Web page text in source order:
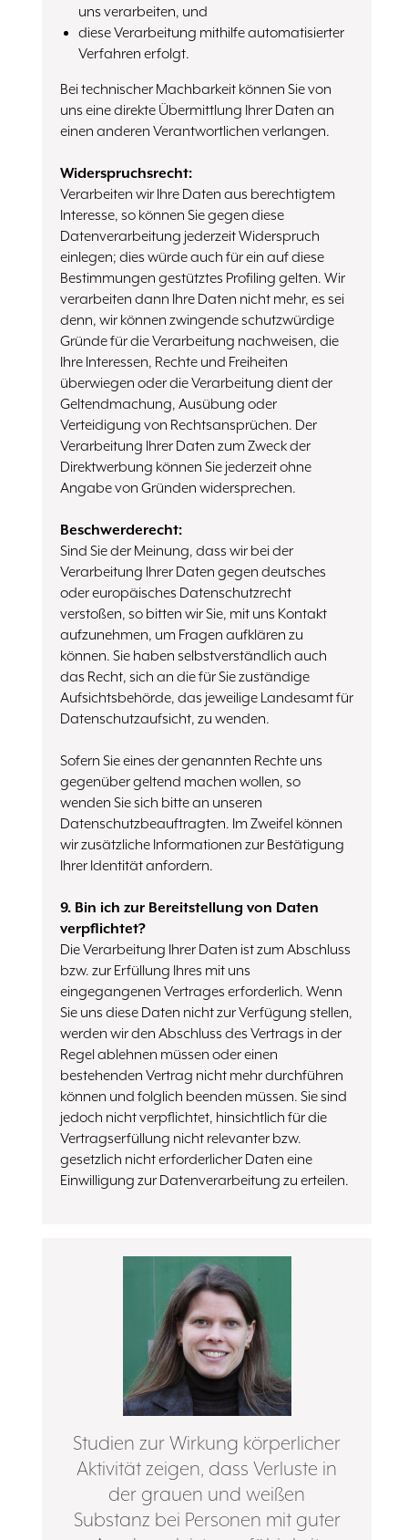
uns verarbeiten, und
diese Verarbeitung mithilfe automatisierter
Verfahren erfolgt.
Bei technischer Machbarkeit können Sie von
uns eine direkte Übermittlung Ihrer Daten an
einen anderen Verantwortlichen verlangen.
Widerspruchsrecht:
Verarbeiten wir Ihre Daten aus berechtigtem
Interesse, so können Sie gegen diese
Datenverarbeitung jederzeit Widerspruch
einlegen; dies würde auch für ein auf diese
Bestimmungen gestütztes Profiling gelten. Wir
verarbeiten dann Ihre Daten nicht mehr, es sei
denn, wir können zwingende schutzwürdige
Gründe für die Verarbeitung nachweisen, die
Ihre Interessen, Rechte und Freiheiten
überwiegen oder die Verarbeitung dient der
Geltendmachung, Ausübung oder
Verteidigung von Rechtsansprüchen. Der
Verarbeitung Ihrer Daten zum Zweck der
Direktwerbung können Sie jederzeit ohne
Angabe von Gründen widersprechen.
Beschwerderecht:
Sind Sie der Meinung, dass wir bei der
Verarbeitung Ihrer Daten gegen deutsches
oder europäisches Datenschutzrecht
verstoßen, so bitten wir Sie, mit uns Kontakt
aufzunehmen, um Fragen aufklären zu
können. Sie haben selbstverständlich auch
das Recht, sich an die für Sie zuständige
Aufsichtsbehörde, das jeweilige Landesamt für
Datenschutzaufsicht, zu wenden.
Sofern Sie eines der genannten Rechte uns
gegenüber geltend machen wollen, so
wenden Sie sich bitte an unseren
Datenschutzbeauftragten. Im Zweifel können
wir zusätzliche Informationen zur Bestätigung
Ihrer Identität anfordern.
9. Bin ich zur Bereitstellung von Daten
verpflichtet?
Die Verarbeitung Ihrer Daten ist zum Abschluss
bzw. zur Erfüllung Ihres mit uns
eingegangenen Vertrages erforderlich. Wenn
Sie uns diese Daten nicht zur Verfügung stellen,
werden wir den Abschluss des Vertrags in der
Regel ablehnen müssen oder einen
bestehenden Vertrag nicht mehr durchführen
können und folglich beenden müssen. Sie sind
jedoch nicht verpflichtet, hinsichtlich für die
Vertragserfüllung nicht relevanter bzw.
gesetzlich nicht erforderlicher Daten eine
Einwilligung zur Datenverarbeitung zu erteilen.
Studien zur Wirkung körperlicher
Aktivität zeigen, dass Verluste in
der grauen und weißen
Substanz bei Personen mit guter